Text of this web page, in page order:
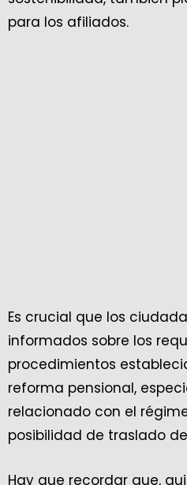
para los afiliados.
Es crucial que los
informados sobre los
procedimientos
reforma pensional,
relacionado con el
posibilidad de traslado
Hay que recordar que,